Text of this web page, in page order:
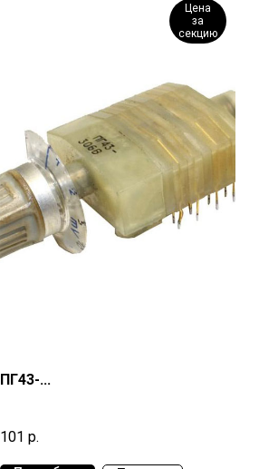
Цена
за
секцию
ПГ43-...
101 р.